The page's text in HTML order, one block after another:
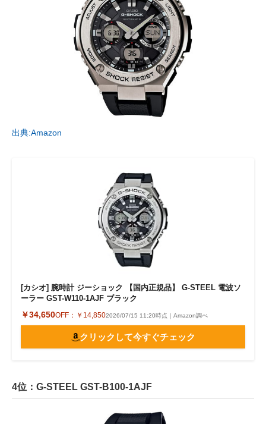
出典:Amazon
[カシオ] 腕時計 ジーショック 【国内正規品】 G-STEEL 電波ソ
ーラー GST-W110-1AJF ブラック
￥34,650OFF： ￥14,8502026/07/15 11:20時点｜Amazon調べ
クリックして今すぐチェック
4位：G-STEEL GST-B100-1AJF